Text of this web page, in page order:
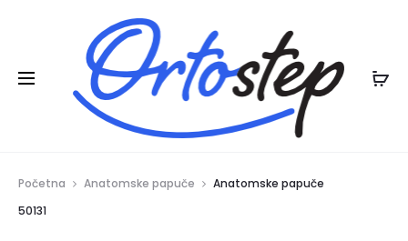
Posebna ljetna pogodnost:
Početna Anatomske papuče
Anatomske papuče
50131